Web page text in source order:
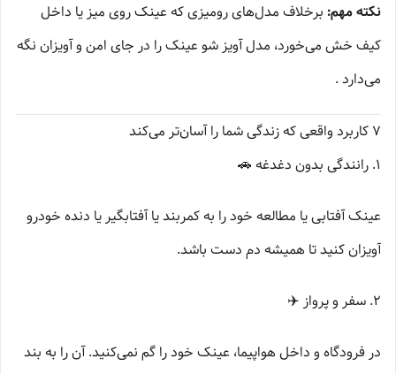
نکته مهم: برخلاف مدل‌های رومیزی که عینک روی میز یا داخل
کیف خش می‌خورد، مدل آویز شو عینک را در جای امن و آویزان نگه
می‌دارد .
۷ کاربرد واقعی که زندگی شما را آسان‌تر می‌کند
۱. رانندگی بدون دغدغه 🚗
عینک آفتابی یا مطالعه خود را به کمربند یا آفتابگیر یا دنده خودرو
آویزان کنید تا همیشه دم دست باشد.
۲. سفر و پرواز ✈️
در فرودگاه و داخل هواپیما، عینک خود را گم نمی‌کنید. آن را به بند